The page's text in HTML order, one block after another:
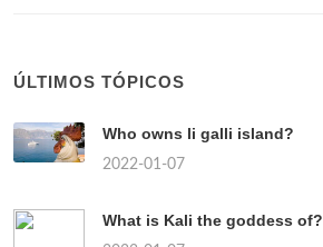
ÚLTIMOS TÓPICOS
Who owns li galli island?
2022-01-07
What is Kali the goddess of?